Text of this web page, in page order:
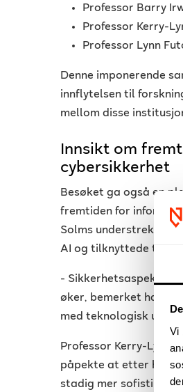
Vi
Professor Barry
Professor Kerry-
Professor Lynn
Denne imponerende
innflytelsen til
mellom disse
Innsikt om
cybersikkerhet
Besøket ga også en
fremtiden for
Solms understreket
AI og tilknyttede
- Sikkerhetsaspektet
øker, bemerket han,
med teknologisk
Professor Kerry-Lynn
påpekte at etter hvert
stadig mer